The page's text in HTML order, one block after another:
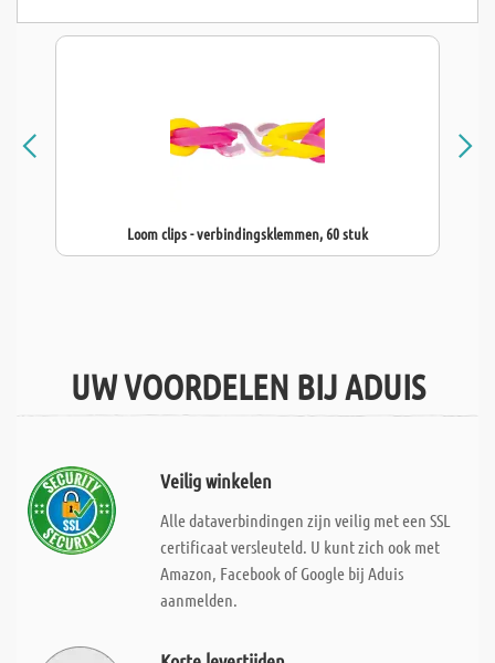
Loom clips - verbindingsklemmen, 60 stuk
UW VOORDELEN BIJ ADUIS
Veilig winkelen
Alle dataverbindingen zijn veilig met een SSL
certificaat versleuteld. U kunt zich ook met
Amazon, Facebook of Google bij Aduis
aanmelden.